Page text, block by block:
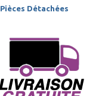
Pièces Détachées